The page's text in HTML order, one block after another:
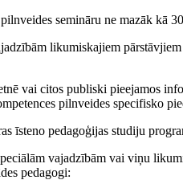
semināru ne mazāk kā
likumiskajiem
vai citos publiski pieejamos
pilnveides specifisko
īsteno pedagoģijas studiju
vajadzībām vai viņu
pedagogi: